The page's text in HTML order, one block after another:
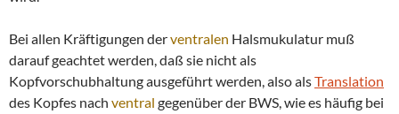
Bei allen Kräftigungen derventralen Halsmukulatur muß
darauf geachtet werden, daß sie nicht als
Kopfvorschubhaltung ausgeführt werden, also alsTranslation
des Kopfes nach ventral gegenüber der BWS, wie es häufig bei